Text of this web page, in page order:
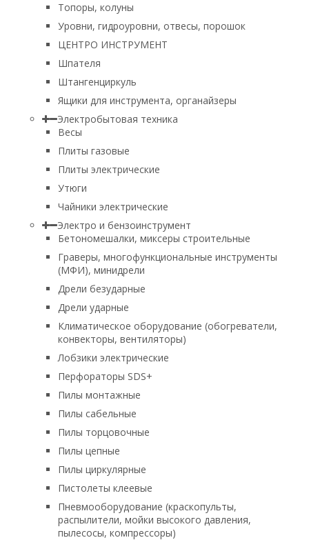
Топоры, колуны
Уровни, гидроуровни, отвесы, порошок
ЦЕНТРО ИНСТРУМЕНТ
Шпателя
Штангенциркуль
Ящики для инструмента, органайзеры
Электробытовая техника
Весы
Плиты газовые
Плиты электрические
Утюги
Чайники электрические
Электро и бензоинструмент
Бетономешалки, миксеры строительные
Граверы, многофункциональные инструменты
(МФИ), минидрели
Дрели безударные
Дрели ударные
Климатическое оборудование (обогреватели,
конвекторы, вентиляторы)
Лобзики электрические
Перфораторы SDS+
Пилы монтажные
Пилы сабельные
Пилы торцовочные
Пилы цепные
Пилы циркулярные
Пистолеты клеевые
Пневмооборудование (краскопульты,
распылители, мойки высокого давления,
пылесосы, компрессоры)